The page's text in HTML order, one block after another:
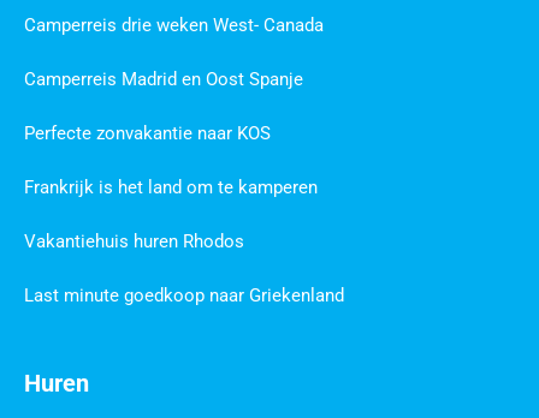
Huren
Camperreis drie weken West- Canada
Camperreis Madrid en Oost Spanje
Perfecte zonvakantie naar KOS
Frankrijk is het land om te kamperen
Vakantiehuis huren Rhodos
Last minute goedkoop naar Griekenland